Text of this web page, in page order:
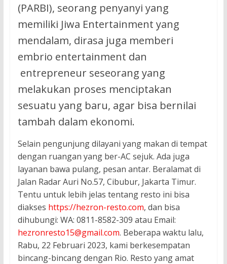
(PARBI), seorang penyanyi yang
memiliki Jiwa Entertainment yang
mendalam, dirasa juga memberi
embrio entertainment dan
entrepreneur seseorang yang
melakukan proses menciptakan
sesuatu yang baru, agar bisa bernilai
tambah dalam ekonomi.
Selain pengunjung dilayani yang makan di tempat
dengan ruangan yang ber-AC sejuk. Ada juga
layanan bawa pulang, pesan antar. Beralamat di
Jalan Radar Auri No.57, Cibubur, Jakarta Timur.
Tentu untuk lebih jelas tentang resto ini bisa
diakses https://hezron-resto.com, dan bisa
dihubungi: WA: 0811-8582-309 atau Email:
hezronresto15@gmail.com. Beberapa waktu lalu,
Rabu, 22 Februari 2023, kami berkesempatan
bincang-bincang dengan Rio. Resto yang amat